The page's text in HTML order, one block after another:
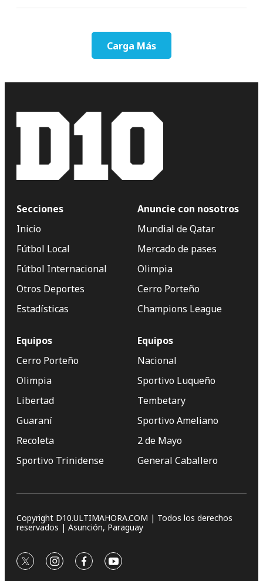
Carga Más
Secciones
Inicio
Fútbol Local
Fútbol Internacional
Otros Deportes
Estadísticas
Anuncie con nosotros
Mundial de Qatar
Mercado de pases
Olimpia
Cerro Porteño
Champions League
Equipos
Cerro Porteño
Olimpia
Libertad
Guaraní
Recoleta
Sportivo Trinidense
Equipos
Nacional
Sportivo Luqueño
Tembetary
Sportivo Ameliano
2 de Mayo
General Caballero
Copyright D10.ULTIMAHORA.COM | Todos los derechos
reservados | Asunción, Paraguay
twitterinstagram
facebookyoutube